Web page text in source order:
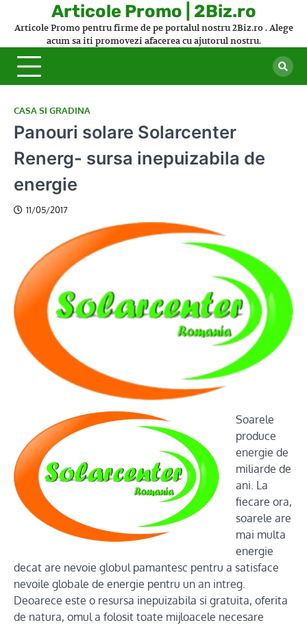
Articole Promo | 2Biz.ro
Articole Promo pentru firme de pe portalul nostru 2Biz.ro . Alege
acum sa iti promovezi afacerea cu ajutorul nostru.
CASA SI GRADINA
Panouri solare Solarcenter
Renerg- sursa inepuizabila de
energie
11/05/2017
Soarele
produce
energie de
miliarde de
ani. La
fiecare ora,
soarele are
mai multa
energie
decat are nevoie globul pamantesc pentru a satisface
nevoile globale de energie pentru un an intreg.
Deoarece este o resursa inepuizabila si gratuita, oferita
de natura, omul a folosit toate mijloacele necesare